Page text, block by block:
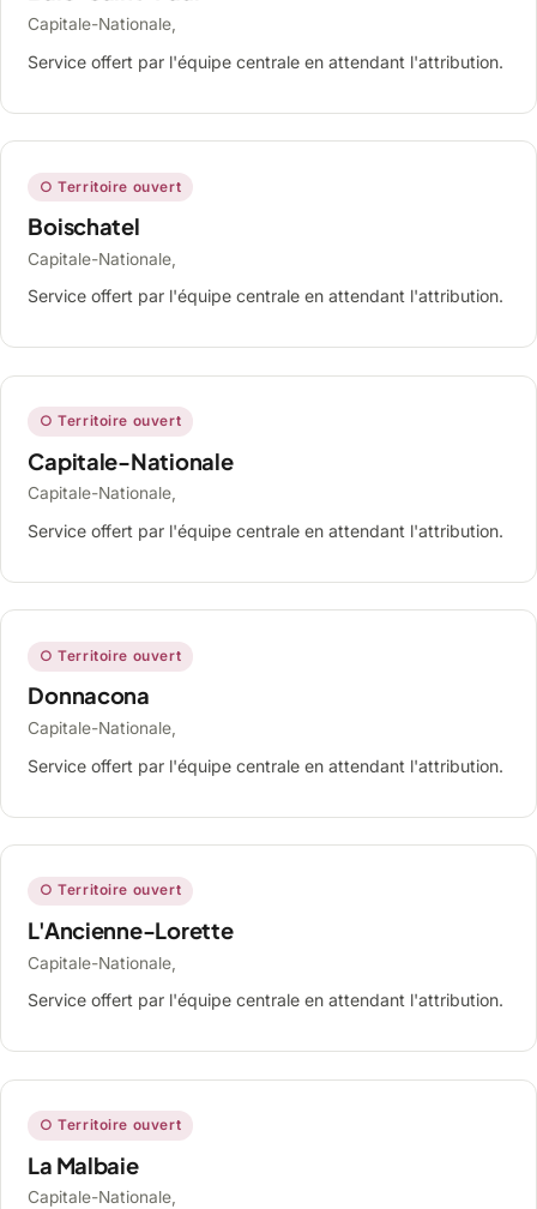
Capitale-Nationale,
Service offert par l'équipe centrale en attendant l'attribution.
○ Territoire ouvert
Boischatel
Capitale-Nationale,
Service offert par l'équipe centrale en attendant l'attribution.
○ Territoire ouvert
Capitale-Nationale
Capitale-Nationale,
Service offert par l'équipe centrale en attendant l'attribution.
○ Territoire ouvert
Donnacona
Capitale-Nationale,
Service offert par l'équipe centrale en attendant l'attribution.
○ Territoire ouvert
L'Ancienne-Lorette
Capitale-Nationale,
Service offert par l'équipe centrale en attendant l'attribution.
○ Territoire ouvert
La Malbaie
Capitale-Nationale,